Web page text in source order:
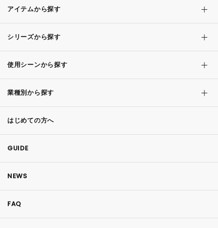
アイテムから探す
シリーズから探す
使用シーンから探す
業種別から探す
はじめての方へ
GUIDE
NEWS
FAQ